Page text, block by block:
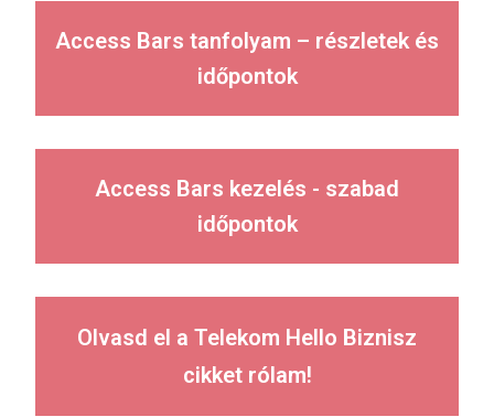
Access Bars tanfolyam – részletek és
időpontok
Access Bars kezelés - szabad
időpontok
Olvasd el a Telekom Hello Biznisz
cikket rólam!